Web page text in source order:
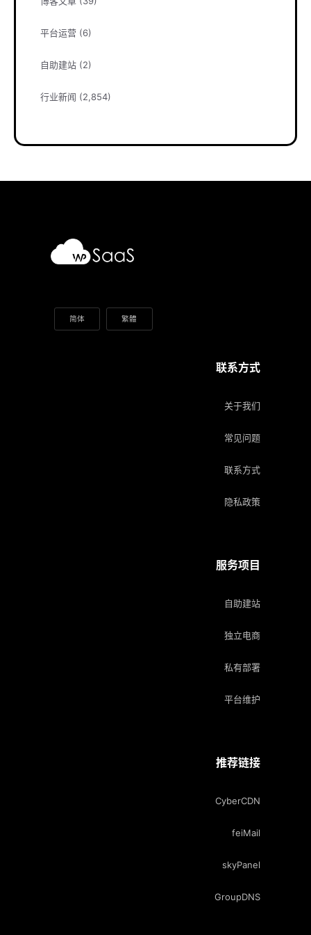
平台运营 (6)
自助建站 (2)
行业新闻 (2,854)
简体 繁體
联系方式
关于我们
常见问题
联系方式
隐私政策
服务项目
自助建站
独立电商
私有部署
平台维护
推荐链接
CyberCDN
feiMail
skyPanel
GroupDNS